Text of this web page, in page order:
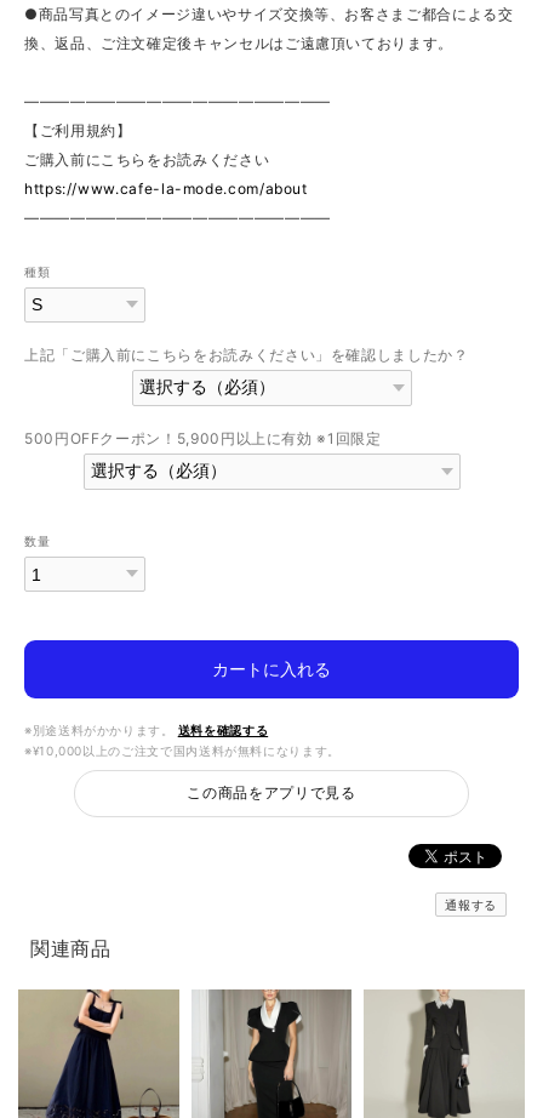
●商品写真とのイメージ違いやサイズ交換等、お客さまご都合による交
換、返品、ご注文確定後キャンセルはご遠慮頂いております。
————————————————————
【ご利用規約】
ご購入前にこちらをお読みください
https://www.cafe-la-mode.com/about
————————————————————
種類
上記「ご購入前にこちらをお読みください」を確認しましたか？
500円OFFクーポン！5,900円以上に有効 ※1回限定
数量
カートに入れる
※別途送料がかかります。
送料を確認する
※¥10,000以上のご注文で国内送料が無料になります。
この商品をアプリで見る
通報する
関連商品